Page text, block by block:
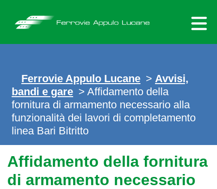
content
Ferrovie Appulo Lucane > Avvisi,
bandi e gare > Affidamento della
fornitura di armamento necessario alla
funzionalità dei lavori di completamento
linea Bari Bitritto
Affidamento della fornitura
di armamento necessario